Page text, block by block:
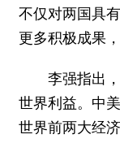
不仅对两国具
更多积极成果
李强指出
世界利益。中
世界前两大经